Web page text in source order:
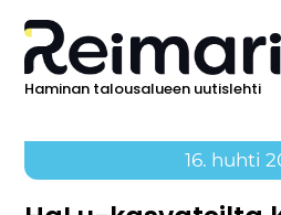
Haminan talousalueen uutislehti
16. huhti